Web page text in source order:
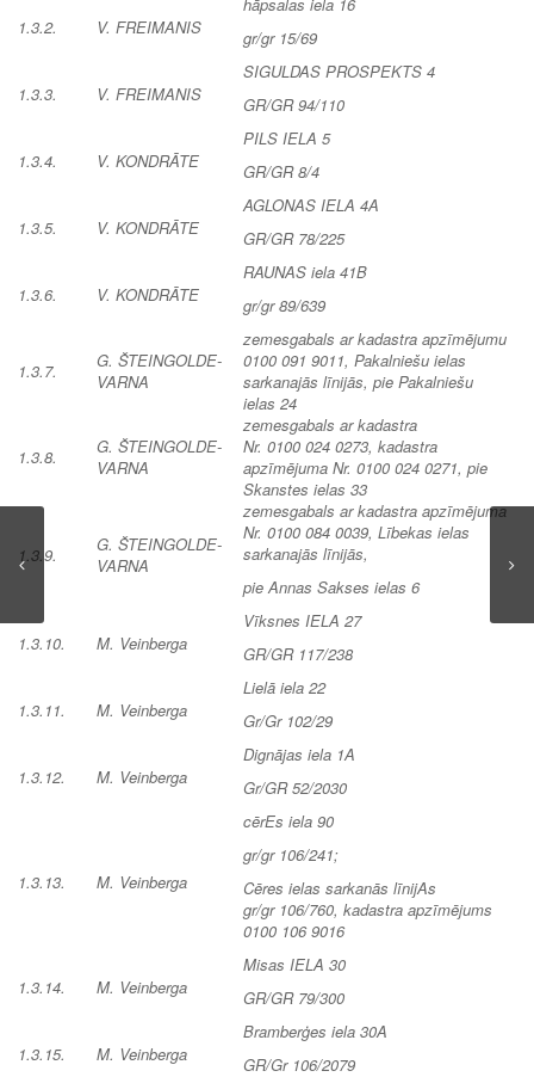
1.3.2. V. FREIMANIS
gr/gr 15/69
1.3.3. V. FREIMANIS
SIGULDAS PROSPEKTS 4
GR/GR 94/110
1.3.4. V. KONDRĀTE
PILS IELA 5
GR/GR 8/4
1.3.5. V. KONDRĀTE
AGLONAS IELA 4A
GR/GR 78/225
1.3.6. V. KONDRĀTE
RAUNAS iela 41B
gr/gr 89/639
1.3.7.
G. ŠTEINGOLDE-
VARNA
zemesgabals ar kadastra apzīmējumu
0100 091 9011, Pakalniešu ielas
sarkanajās līnijās, pie Pakalniešu
ielas 24
1.3.8.
G. ŠTEINGOLDE-
VARNA
zemesgabals ar kadastra
Nr. 0100 024 0273, kadastra
apzīmējuma Nr. 0100 024 0271, pie
Skanstes ielas 33
1.3.9.
G. ŠTEINGOLDE-
VARNA
zemesgabals ar kadastra apzīmējuma
Nr. 0100 084 0039, Lībekas ielas
sarkanajās līnijās,
pie Annas Sakses ielas 6
1.3.10. M. Veinberga
Vīksnes IELA 27
GR/GR 117/238
1.3.11. M. Veinberga
Lielā iela 22
Gr/Gr 102/29
1.3.12. M. Veinberga
Dignājas iela 1A
Gr/GR 52/2030
1.3.13. M. Veinberga
cērEs iela 90
gr/gr 106/241;
Cēres ielas sarkanās līnijAs
gr/gr 106/760, kadastra apzīmējums
0100 106 9016
1.3.14. M. Veinberga
Misas IELA 30
GR/GR 79/300
1.3.15. M. Veinberga
Bramberģes iela 30A
GR/Gr 106/2079